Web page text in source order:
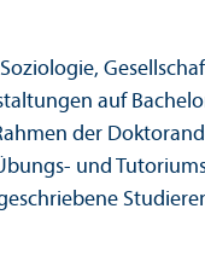
auf
der
und